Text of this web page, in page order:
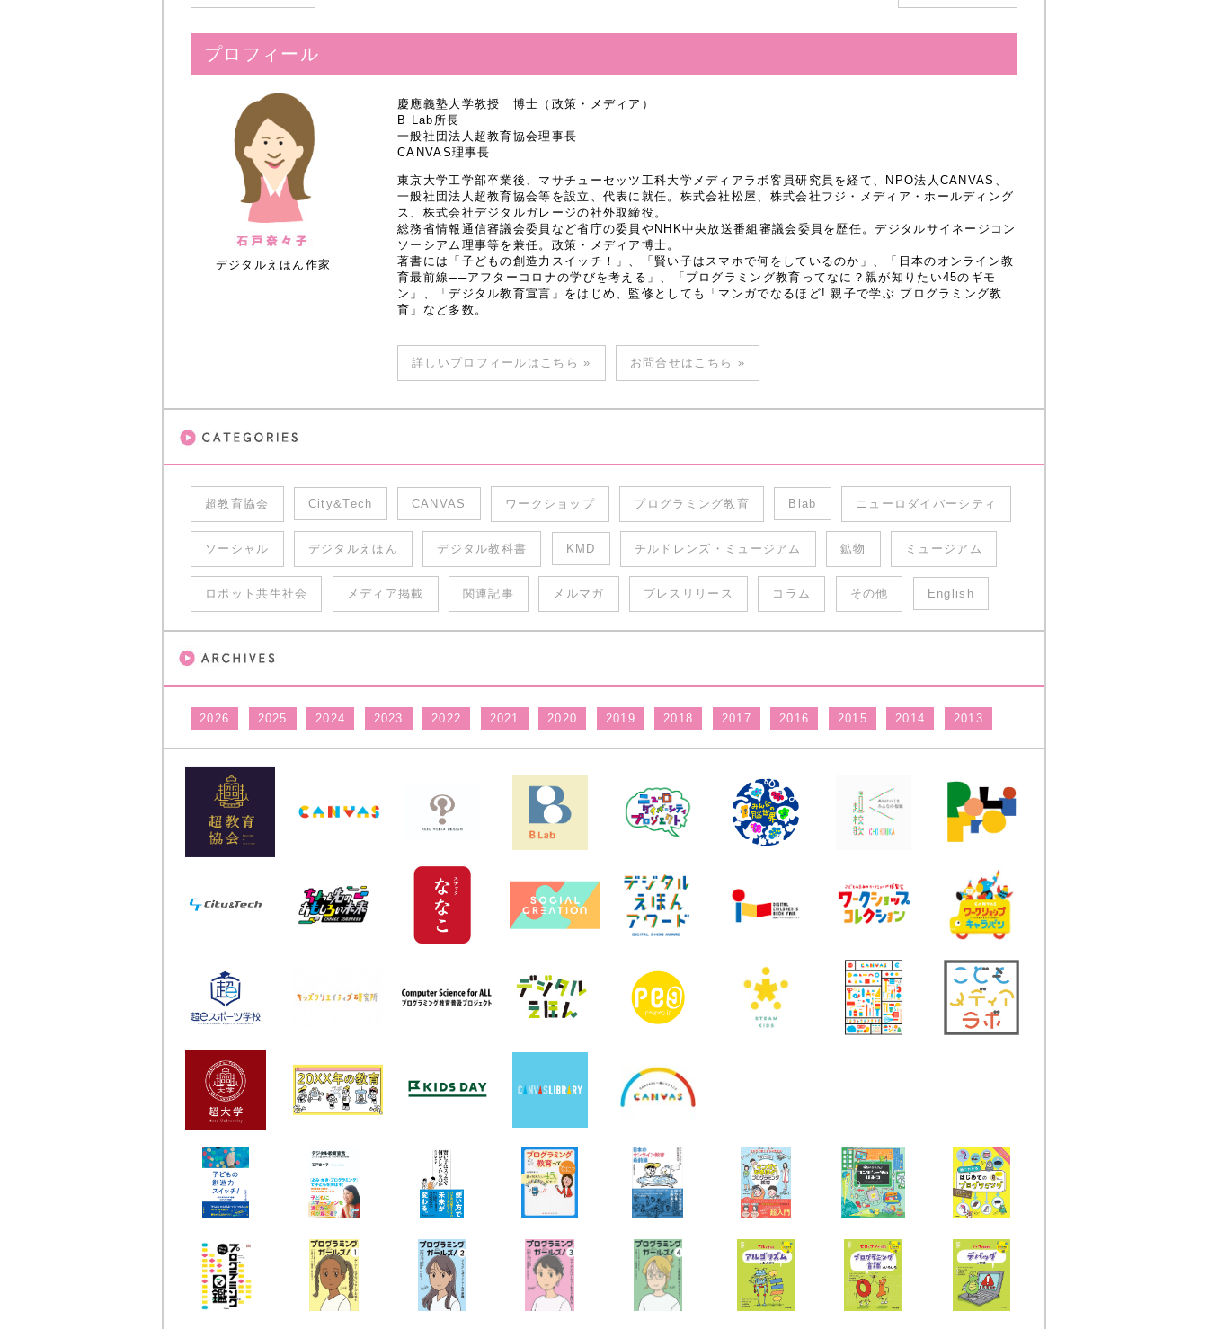
プロフィール
デジタルえほん作家
慶應義塾大学教授 博士（政策・メディア）
B Lab所長
一般社団法人超教育協会理事長
CANVAS理事長
東京大学工学部卒業後、マサチューセッツ工科大学メディアラボ客員研究員を経て、NPO法人CANVAS、
一般社団法人超教育協会等を設立、代表に就任。株式会社松屋、株式会社フジ・メディア・ホールディング
ス、株式会社デジタルガレージの社外取締役。
総務省情報通信審議会委員など省庁の委員やNHK中央放送番組審議会委員を歴任。デジタルサイネージコン
ソーシアム理事等を兼任。政策・メディア博士。
著書には「子どもの創造力スイッチ！」、「賢い子はスマホで何をしているのか」、「日本のオンライン教
育最前線──アフターコロナの学びを考える」、「プログラミング教育ってなに？親が知りたい45のギモ
ン」、「デジタル教育宣言」をはじめ、監修としても「マンガでなるほど! 親子で学ぶ プログラミング教
育」など多数。
詳しいプロフィールはこちら » お問合せはこちら »
超教育協会 City&Tech CANVAS ワークショップ プログラミング教育 Blab ニューロダイバーシティ
ソーシャル デジタルえほん デジタル教科書 KMD チルドレンズ・ミュージアム 鉱物 ミュージアム
ロボット共生社会 メディア掲載 関連記事 メルマガ プレスリリース コラム その他 English
2026 2025 2024 2023 2022 2021 2020 2019 2018 2017 2016 2015 2014 2013